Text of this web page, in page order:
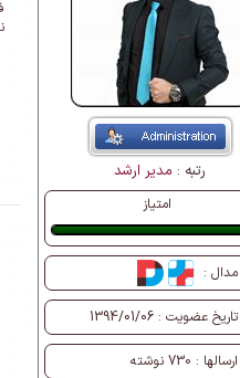
رتبه : مدیر ارشد
امتیاز
عالی
مدال :
تاریخ عضویت : 1394/01/06
ارسالها : 730 نوشته